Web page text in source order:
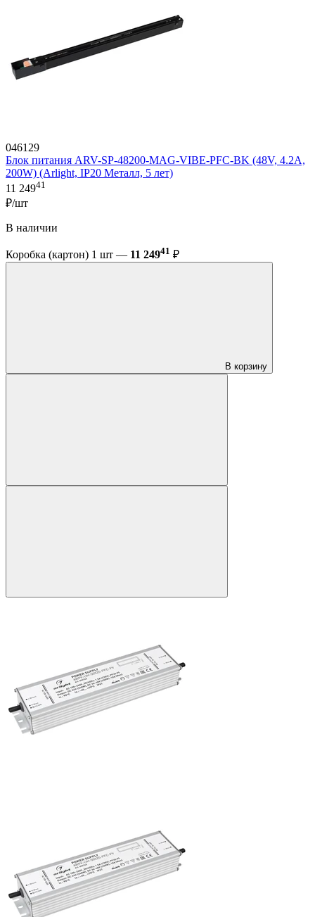
046129
Блок питания ARV-SP-48200-MAG-VIBE-PFC-BK (48V, 4.2A,
200W) (Arlight, IP20 Металл, 5 лет)
11 24941
₽/шт
В наличии
Коробка (картон) 1 шт — 11 24941 ₽
В корзину